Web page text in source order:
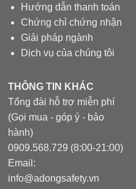
Hướng dẫn thanh toán
Chứng chỉ chứng nhận
Giải pháp ngành
Dịch vụ của chúng tôi
THÔNG TIN KHÁC
Tổng đài hỗ trợ miễn phí
(Gọi mua - góp ý - bảo
hành)
0909.568.729 (8:00-21:00)
Email:
info@adongsafety.vn